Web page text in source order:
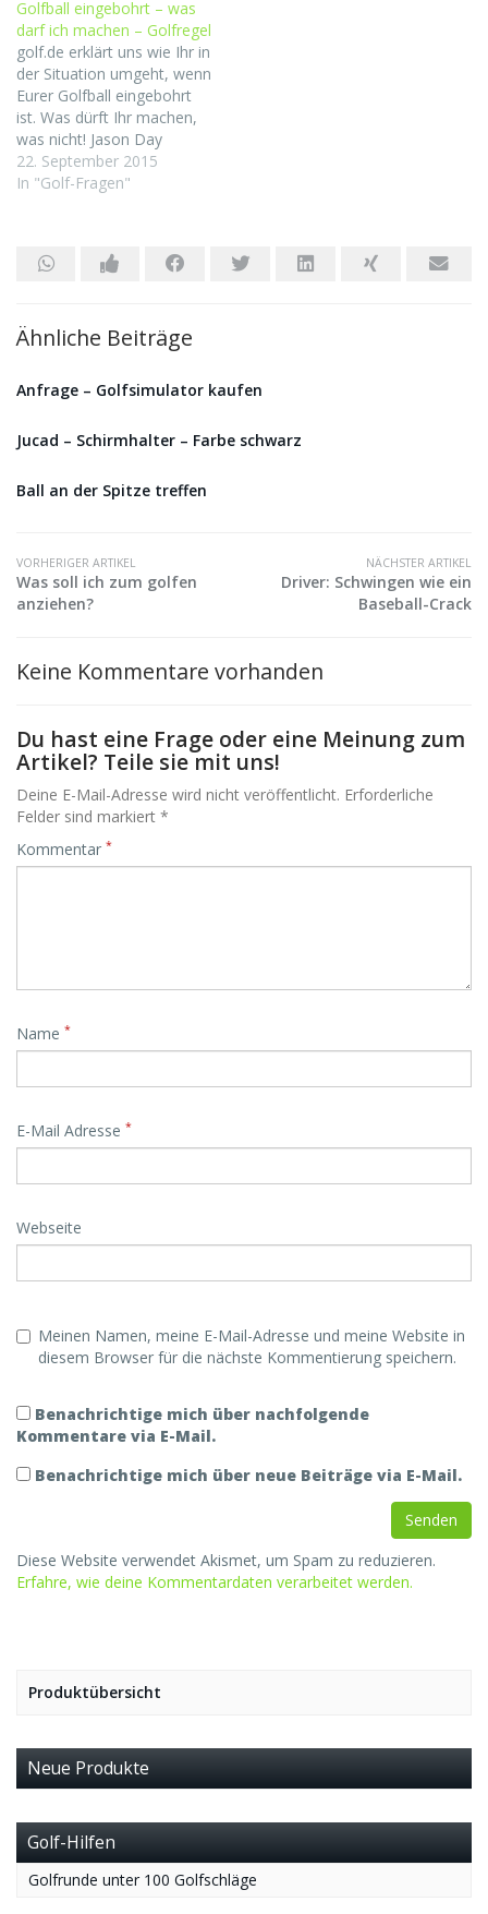
Wochenende die Bäller
wieder etwas besser
fliegen :) neu kamen heute
die Bunkerschläge dazu.
Hier…
Golfball eingebohrt – was
darf ich machen – Golfregel
golf.de erklärt uns wie Ihr in
der Situation umgeht, wenn
Eurer Golfball eingebohrt
ist. Was dürft Ihr machen,
was nicht! Jason Day
braucht bei der BMW
Championship Rat eines
im Boden eingebohrt. Wir
klären auf, was der
22. September 2015
In "Golf-Fragen"
Ähnliche Beiträge
Anfrage – Golfsimulator kaufen
Jucad – Schirmhalter – Farbe schwarz
Ball an der Spitze treffen
VORHERIGER ARTIKEL
Was soll ich zum golfen
anziehen?
NÄCHSTER ARTIKEL
Driver: Schwingen wie ein
Baseball-Crack
Keine Kommentare vorhanden
Du hast eine Frage oder eine Meinung zum
Artikel? Teile sie mit uns!
Deine E-Mail-Adresse wird nicht veröffentlicht. Erforderliche
Felder sind markiert *
Kommentar *
Name *
E-Mail Adresse *
Webseite
Meinen Namen, meine E-Mail-Adresse und meine Website in
diesem Browser für die nächste Kommentierung speichern.
Benachrichtige mich über nachfolgende
Kommentare via E-Mail.
Benachrichtige mich über neue Beiträge via E-Mail.
Diese Website verwendet Akismet, um Spam zu reduzieren.
Erfahre, wie deine Kommentardaten verarbeitet werden.
Produktübersicht
Neue Produkte
Golf-Hilfen
Golfrunde unter 100 Golfschläge